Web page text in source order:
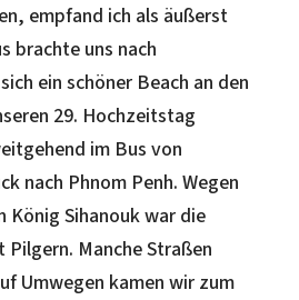
empfand ich als äußerst
brachte uns nach
ein schöner Beach an den
29. Hochzeitstag
im Bus von
nach Phnom Penh. Wegen
König Sihanouk war die
Manche Straßen
Umwegen kamen wir zum